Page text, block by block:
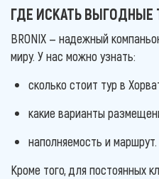
ГДЕ ИСКАТЬ
BRONIX — надежный
миру. У нас можно узнать:
сколько стоит тур в
какие варианты
наполняемость и маршрут.
Кроме того, для постоянных